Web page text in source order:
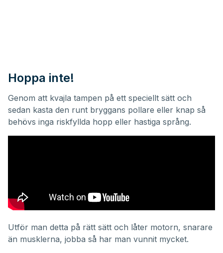
Hoppa inte!
Genom att kvajla tampen på ett speciellt sätt och
sedan kasta den runt bryggans pollare eller knap så
behövs inga riskfyllda hopp eller hastiga språng.
Utför man detta på rätt sätt och låter motorn, snarare
än musklerna, jobba så har man vunnit mycket.